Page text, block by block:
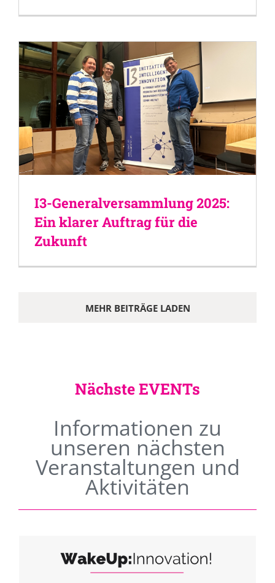
I3-Generalversammlung 2025:
Ein klarer Auftrag für die
Zukunft
MEHR BEITRÄGE LADEN
Nächste EVENTs
Informationen zu
unseren nächsten
Veranstaltungen und
Aktivitäten